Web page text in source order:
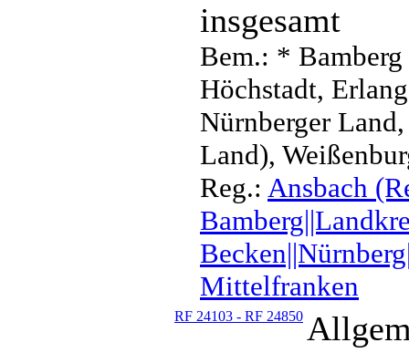
insgesamt
Bem.: *
Höchstadt,
Nürnberger
Land),
Reg.: Ansbach
Mittelfranken
RF 24103 - RF 24850